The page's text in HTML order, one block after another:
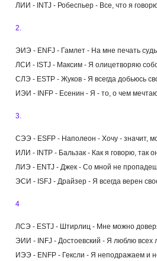
ЛИИ - INTJ - Робеспьер - Все, что я
2.
ЭИЭ - ENFJ - Гамлет - На мне печать
ЛСИ - ISTJ - Максим - Я олицетворяю
СЛЭ - ESTP - Жуков - Я всегда добьюсь
ИЭИ - INFP - Есенин - Я - то, о чем
3.
СЭЭ - ESFP - Наполеон - Хочу - значит,
ИЛИ - INTP - Бальзак - Как я говорю, так
ЛИЭ - ENTJ - Джек - Со мной не
ЭСИ - ISFJ - Драйзер - Я всегда верен
4
ЛСЭ - ESTJ - Штирлиц - Мне можно
ЭИИ - INFJ - Достоевский - Я люблю всех
ИЭЭ - ENFP - Гексли - Я неподражаем и